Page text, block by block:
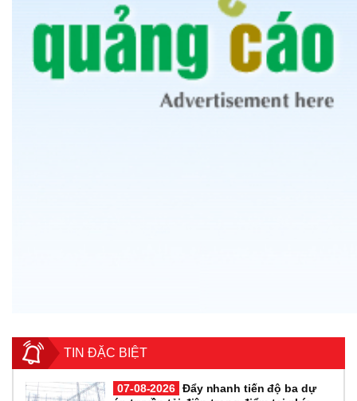
TIN ĐẶC BIỆT
07-08-2026 Đẩy nhanh tiến độ ba dự